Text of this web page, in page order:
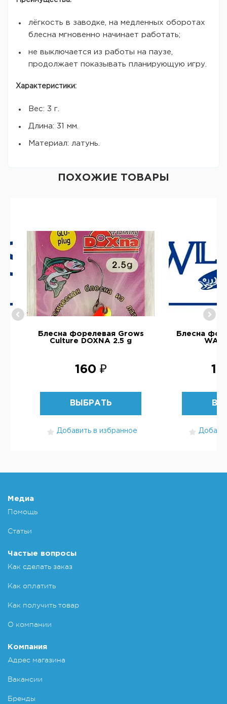
лёгкость в заводке, на медленных оборотах
блесна мгновенно начинает работать;
не выключается из работы на паузе,
продолжает показывать планирующую игру.
Характеристики:
Вес: 3 г.
Длина: 31 мм.
Материал: латунь.
ПОХОЖИЕ ТОВАРЫ
Блесна форелевая Grows
Culture DOXNA 2.5 g
160 ₽
ВЫБРАТЬ
Добавить в избранное
Блесна
1
Медиа
Помощь
Статьи
Частые вопросы
Как сделать заказ
Как оплатить
Как получить товар
О компании
Компания
Адрес магазина
Вакансии
Бренды